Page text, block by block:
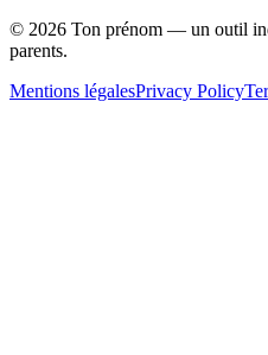
© 2026 Ton prénom — un outil
parents.
Mentions légalesPrivacy Policy